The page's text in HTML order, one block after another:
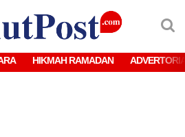
HIKMAH RAMADAN